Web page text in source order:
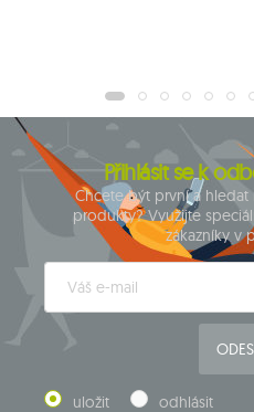
Přihlásit se k
Chcete být první a
produkty? Využijte
zákazníky v
uložit odhlásit